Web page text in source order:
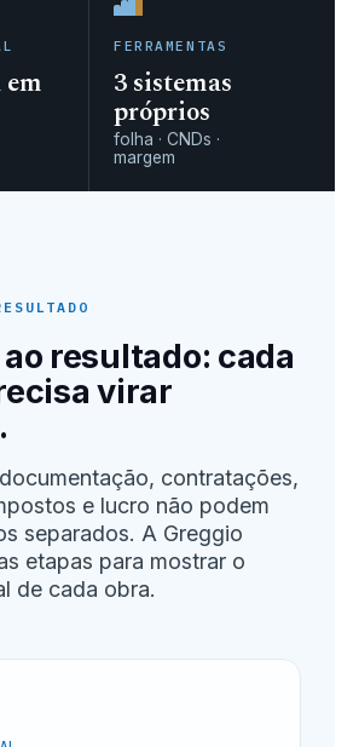
FERRAMENTAS
3sistemas
próprios
folha · CNDs ·
margem
resultado: cada
virar
contratações,
e lucro não podem
separados. A Greggio
etapas para mostrar o
de cada obra.